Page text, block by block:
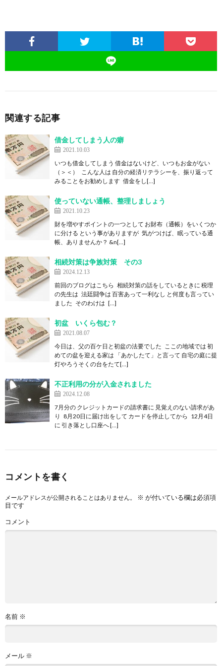
関連する記事
借金してしまう人の癖
2021.10.03
いつも借金してしまう 借金はないけど、いつもお金がない
（＞＜） こんな人は 自分の経済リテラシーを、振り返って
みることをお勧めします 借金をし[…]
使っていない通帳、整理しましょう
2021.10.23
財を増やすポイントの一つとして お財布（通帳）をいくつか
に分ける という事がありますが 気がつけば、眠っている通
帳、ありませんか？ &n[…]
相続対策は争族対策 その3
2024.12.13
前回のブログはこちら 相続対策の話をしているときに 税理
の先生は 法廷闘争は 百害あって一利なし と何度も言ってい
ました そのわけは […]
初盆 いくら包む？
2021.08.07
今日は、父の百ケ日と初盆の法要でした ここの地域では 初
めての盆を迎える家は 「あかしたて」と言って 自宅の庭に提
灯やろうそくの台をたて[…]
不正利用の分が入金されました
2024.12.08
7月分の クレジットカードの請求書に 見覚えのない請求があ
り 8月20日に届け出をして カードを停止してから 12月4日
に 引き落とし口座へ […]
コメントを書く
メールアドレスが公開されることはありません。 ※ が付いている欄は必須項
目です
コメント
名前 ※
メール ※